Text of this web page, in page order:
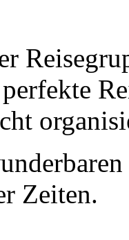
organis
Zeiten.